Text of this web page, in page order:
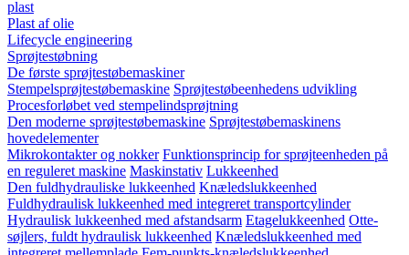
plast
Plast af olie
Lifecycle engineering
Sprøjtestøbning
De første sprøjtestøbemaskiner
Stempelsprøjtestøbemaskine Sprøjtestøbeenhedens udvikling
Procesforløbet ved stempelindsprøjtning
Den moderne sprøjtestøbemaskine Sprøjtestøbemaskinens
hovedelementer
Mikrokontakter og nokker Funktionsprincip for sprøjteenheden på
en reguleret maskine Maskinstativ Lukkeenhed
Den fuldhydrauliske lukkeenhed Knæledslukkeenhed
Fuldhydraulisk lukkeenhed med integreret transportcylinder
Hydraulisk lukkeenhed med afstandsarm Etagelukkeenhed Otte-
søjlers, fuldt hydraulisk lukkeenhed Knæledslukkeenhed med